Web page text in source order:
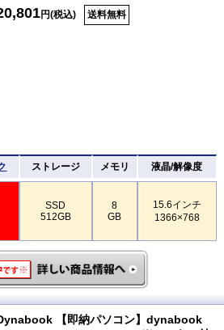
円(税込) 送料無料
ストレージ メモリ 液晶/解像度
SSD
512GB
8
GB
15.6インチ
1366×768
【即納パソコン】dynabook